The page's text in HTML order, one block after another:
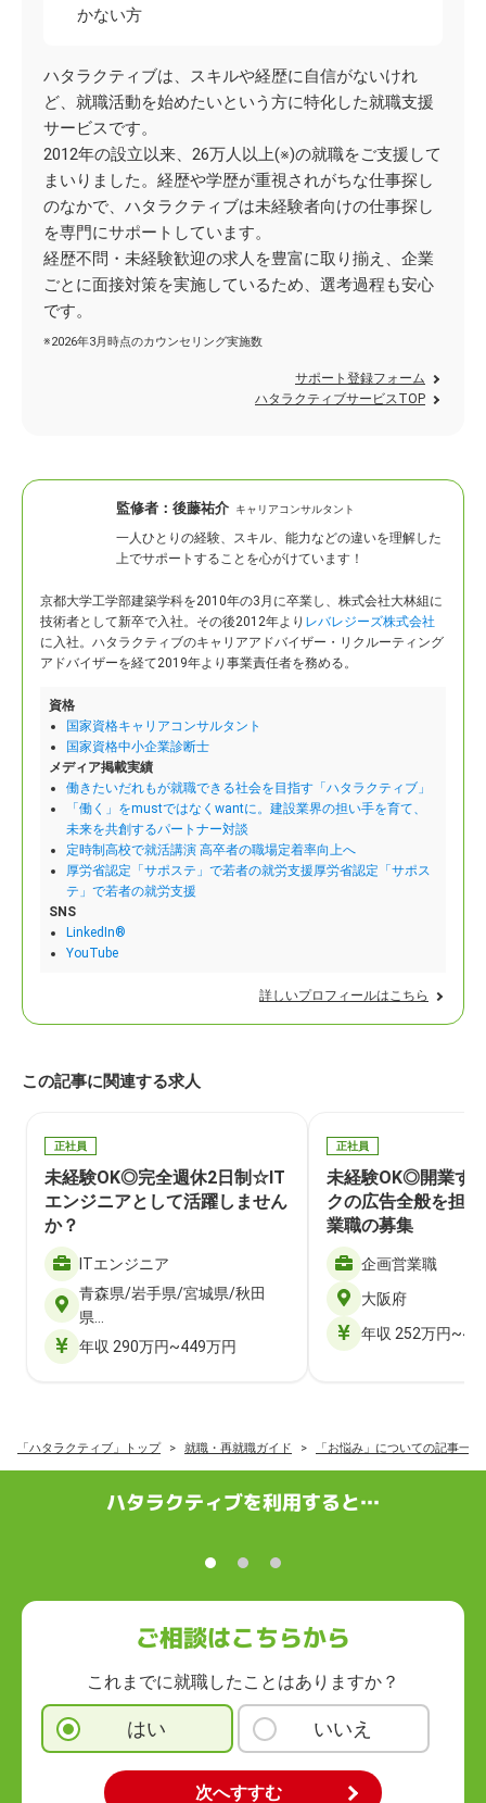
かない方
ハタラクティブは、スキルや経歴に自信がないけれ
ど、就職活動を始めたいという方に特化した就職支援
サービスです。
2012年の設立以来、26万人以上(※)の就職をご支援して
まいりました。経歴や学歴が重視されがちな仕事探し
のなかで、ハタラクティブは未経験者向けの仕事探し
を専門にサポートしています。
経歴不問・未経験歓迎の求人を豊富に取り揃え、企業
ごとに面接対策を実施しているため、選考過程も安心
です。
※2026年3月時点のカウンセリング実施数
サポート登録フォーム
ハタラクティブサービスTOP
監修者： 後藤祐介 キャリアコンサルタント
一人ひとりの経験、スキル、能力などの違いを理解した
上でサポートすることを心がけています！
京都大学工学部建築学科を2010年の3月に卒業し、株式会社大林組に
技術者として新卒で入社。 その後2012年より レバレジーズ株式会社
に入社。ハタラクティブのキャリアアドバイザー・リクルーティング
アドバイザーを経て2019年より事業責任者を務める。
資格
国家資格キャリアコンサルタント
国家資格中小企業診断士
メディア掲載実績
働きたいだれもが就職できる社会を目指す「ハタラクティブ」
「働く」をmustではなくwantに。建設業界の担い手を育て、
未来を共創するパートナー対談
定時制高校で就活講演 高卒者の職場定着率向上へ
厚労省認定「サポステ」で若者の就労支援厚労省認定「サポス
テ」で若者の就労支援
SNS
LinkedIn®
YouTube
詳しいプロフィールはこちら
この記事に関連する求人
正社員
未経験OK◎完全週休2日制☆IT
エンジニアとして活躍しません
か？
ITエンジニア
青森県/岩手県/宮城県/秋田
県…
年収 290万円~449万円
正社員
未経験OK◎開業す
クの広告全般を担
業職の募集
企画営業職
大阪府
年収 252万円
「ハタラクティブ」トップ 就職・再就職ガイド 「お悩み」についての記事一覧
ハタラクティブを利用すると…
ご相談はこちらから
これまでに就職したことはありますか？
はい いいえ